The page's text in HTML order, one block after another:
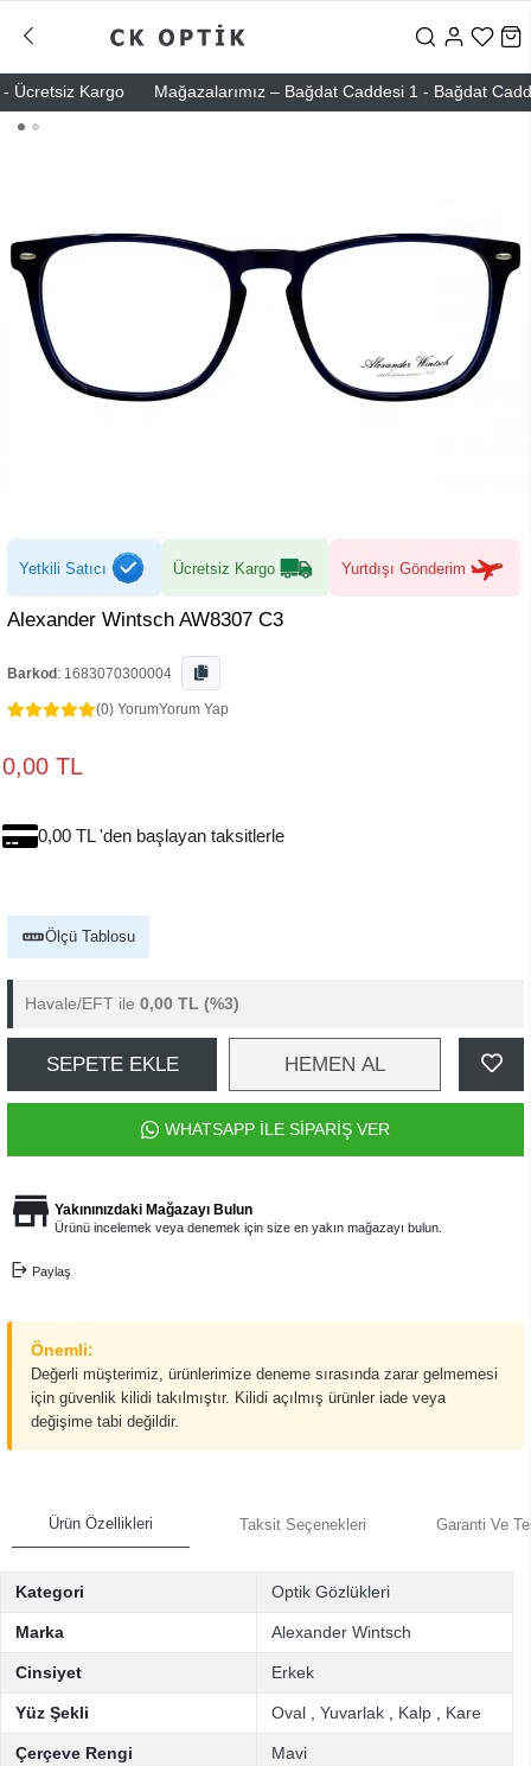
Kargo Mağazalarımız – Bağdat Caddesi 1 - Bağdat
Yetkili Satıcı Ücretsiz Kargo Yurtdışı Gönderim
Alexander Wintsch AW8307 C3
Barkod : 1683070300004
(0) YorumYorum Yap
0,00 TL
0,00 TL 'den başlayan taksitlerle
Ölçü Tablosu
Havale/EFT ile 0,00 TL (%3)
SEPETE EKLE HEMEN AL
WHATSAPP İLE SİPARİŞ VER
Yakınınızdaki Mağazayı Bulun
Ürünü incelemek veya denemek için size en yakın mağazayı bulun.
Paylaş
Önemli:
Değerli müşterimiz, ürünlerimize deneme sırasında zarar gelmemesi
için güvenlik kilidi takılmıştır. Kilidi açılmış ürünler iade veya
değişime tabi değildir.
Ürün Özellikleri Taksit Seçenekleri Garanti Ve
Kategori Optik Gözlükleri
Marka Alexander Wintsch
Cinsiyet Erkek
Yüz Şekli Oval Yuvarlak Kalp Kare
Çerçeve Rengi Mavi